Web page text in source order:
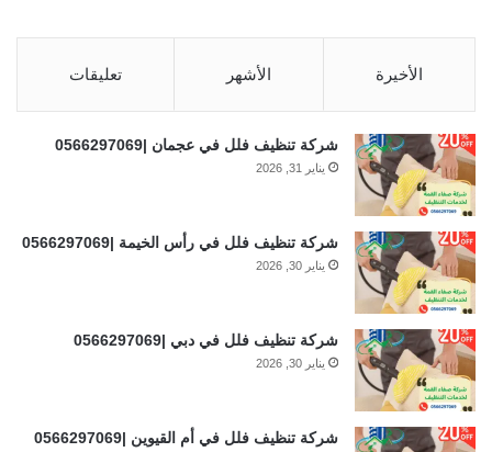
الأخيرة الأشهر تعليقات
شركة تنظيف فلل في عجمان |0566297069
يناير 31, 2026
شركة تنظيف فلل في رأس الخيمة |0566297069
يناير 30, 2026
شركة تنظيف فلل في دبي |0566297069
يناير 30, 2026
شركة تنظيف فلل في أم القيوين |0566297069